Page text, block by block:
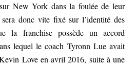
New York dans la foulée de leur
donc vite fixé sur l’identité des
la franchise possède un accord
lequel le coach Tyronn Lue avait
Love en avril 2016, suite à une